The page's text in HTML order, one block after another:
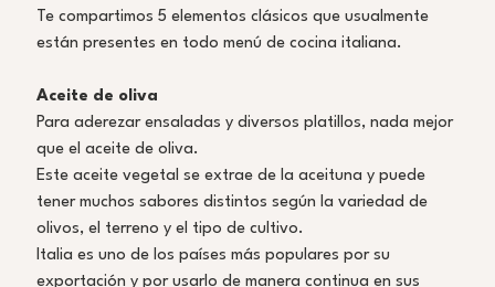
Te compartimos 5 elementos clásicos que usualmente
están presentes en todo menú de cocina italiana.
Aceite de oliva
Para aderezar ensaladas y diversos platillos, nada mejor
que el aceite de oliva.
Este aceite vegetal se extrae de la aceituna y puede
tener muchos sabores distintos según la variedad de
olivos, el terreno y el tipo de cultivo.
Italia es uno de los países más populares por su
exportación y por usarlo de manera continua en sus